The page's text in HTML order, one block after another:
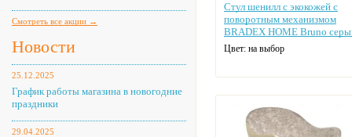
Смотреть все акции →
Новости
25.12.2025
График работы магазина в новогодние
праздники
29.04.2025
Стул шенилл с экокожей с
поворотным механизмом
BRADEX HOME Bruno
Цвет: на выбор